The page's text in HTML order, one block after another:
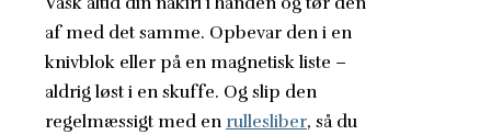
af med det samme. Opbevar den i en
knivblok eller på en magnetisk liste –
aldrig løst i en skuffe. Og slip den
regelmæssigt med en rullesliber, så du